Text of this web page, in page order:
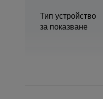
Тип устройство
за показване